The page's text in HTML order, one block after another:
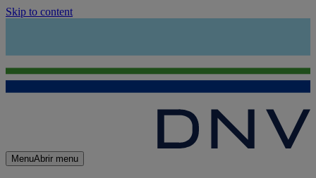
Skip to content
MenuAbrir menu